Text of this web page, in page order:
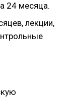
24 месяца.
лекции,